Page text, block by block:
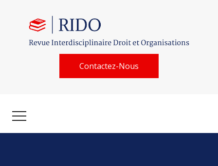
Contactez-Nous